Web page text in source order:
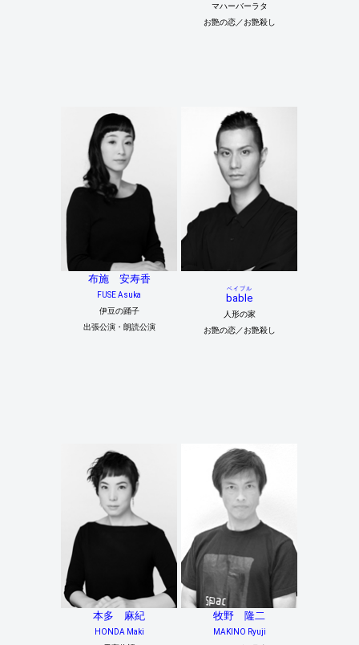
マハーバーラタ
お艶の恋／お艶殺し
布施 安寿香
FUSE Asuka
伊豆の踊子
出張公演・朗読公演
bable
ベイブル
人形の家
お艶の恋／お艶殺し
本多 麻紀
HONDA Maki
牧野 隆二
MAKINO Ryuji